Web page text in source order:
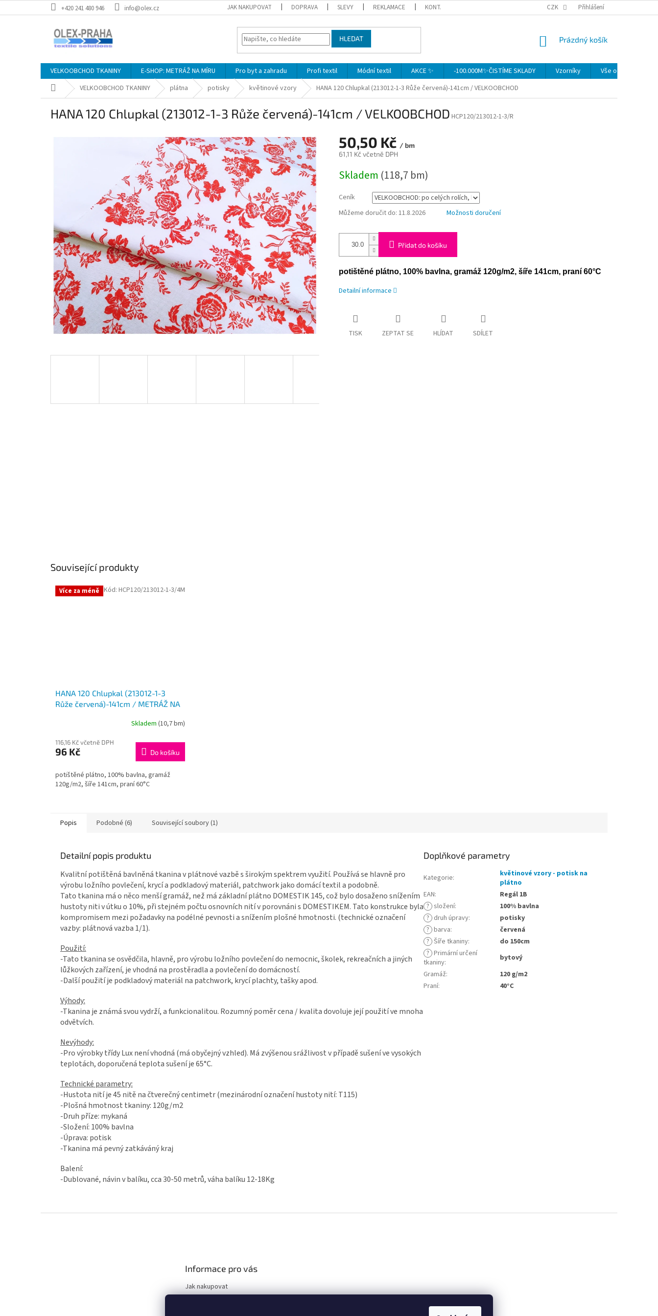
na
+420 241 480 946 info@olex.cz JAK NAKUPOVAT DOPRAVA SLEVY REKLAMACE KONTAKTY OCHRANA OSOBNÍCH ÚDAJŮ
CZK Přihlášení
HLEDAT
NÁKUPNÍ
Prázdný košík
VELKOOBCHOD TKANINY E-SHOP: METRÁŽ NA MÍRU Pro byt a zahradu Profi textil Módní textil AKCE ✨ -100.000M✨ČISTÍME SKLADY Vzorníky
Vše o nákupu
Domů VELKOOBCHOD TKANINY plátna potisky květinové vzory HANA 120 Chlupkal (213012-1-3 Růže červená)-141cm / VELKOOBCHOD
HANA 120 Chlupkal (213012-1-3 Růže červená)-141cm / VELKOOBCHOD HCP120/213012-1-3/R
50,50 Kč / bm
61,11 Kč včetně DPH
cena:
Skladem (118,7 bm)
Ceník
Můžeme doručit do: 11.8.2026 Možnosti doručení
Přidat do košíku
potištěné plátno, 100% bavlna, gramáž 120g/m2, šíře 141cm, praní 60°C
Detailní informace
TISK ZEPTAT SE HLÍDAT SDÍLET
Související produkty
Více za méně
HANA 120 Chlupkal (213012-1-3
Růže červená)-141cm / METRÁŽ NA
Skladem (10,7 bm)
116,16 Kč včetně DPH
96 Kč Do košíku
potištěné plátno, 100% bavlna, gramáž
120g/m2, šíře 141cm, praní 60°C
Kód: HCP120/213012-1-3/4M
Popis Podobné (6) Související soubory (1)
Detailní popis produktu
Kvalitní potištěná bavlněná tkanina v plátnové vazbě s širokým spektrem využití. Používá se hlavně pro
výrobu ložního povlečení, krycí a podkladový materiál, patchwork jako domácí textil a podobně.
Tato tkanina má o něco menší gramáž, než má základní plátno DOMESTIK 145, což bylo dosaženo snížením
hustoty niti v útku o 10%, při stejném počtu osnovních nití v porovnáni s DOMESTIKEM. Tato konstrukce byla
kompromisem mezi požadavky na podélné pevnosti a snížením plošné hmotnosti. (technické označení
vazby: plátnová vazba 1/1).
Použití:
-Tato tkanina se osvědčila, hlavně, pro výrobu ložního povlečení do nemocnic, školek, rekreačních a jiných
lůžkových zařízení, je vhodná na prostěradla a povlečení do domácností.
-Další použití je podkladový materiál na patchwork, krycí plachty, tašky apod.
Výhody:
-Tkanina je známá svou vydrží, a funkcionalitou. Rozumný poměr cena / kvalita dovoluje její použití ve mnoha
odvětvích.
Nevýhody:
-Pro výrobky třídy Lux není vhodná (má obyčejný vzhled). Má zvýšenou srážlivost v případě sušení ve vysokých
teplotách, doporučená teplota sušení je 65°C.
Technické parametry:
-Hustota nití je 45 nitě na čtverečný centimetr (mezinárodní označení hustoty nití: T115)
-Plošná hmotnost tkaniny: 120g/m2
-Druh příze: mykaná
-Složení: 100% bavlna
-Úprava: potisk
-Tkanina má pevný zatkáváný kraj
Balení:
-Dublované, návin v balíku, cca 30-50 metrů, váha balíku 12-18Kg
Doplňkové parametry
Kategorie:
květinové vzory - potisk na
plátno
EAN:
Regál 1B
? složení:
100% bavlna
? druh úpravy:
potisky
? barva:
červená
? Šíře tkaniny:
do 150cm
? Primární určení
tkaniny:
bytový
Gramáž:
120 g/m2
Praní: 40°C
Informace pro vás
Jak nakupovat